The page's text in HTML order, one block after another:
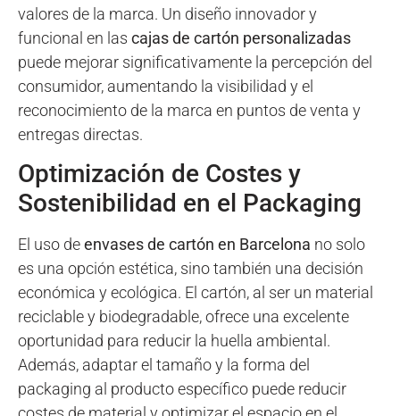
valores de la marca. Un diseño innovador y
funcional en las cajas de cartón personalizadas
puede mejorar significativamente la percepción del
consumidor, aumentando la visibilidad y el
reconocimiento de la marca en puntos de venta y
entregas directas.
Optimización de Costes y
Sostenibilidad en el Packaging
El uso deenvases de cartón en Barcelona no solo
es una opción estética, sino también una decisión
económica y ecológica. El cartón, al ser un material
reciclable y biodegradable, ofrece una excelente
oportunidad para reducir la huella ambiental.
Además, adaptar el tamaño y la forma del
packaging al producto específico puede reducir